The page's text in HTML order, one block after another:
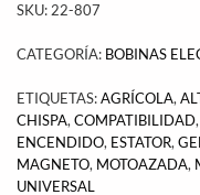
SKU: 22-807
CATEGORÍA: BOBINAS
ETIQUETAS:AGRÍCOLA,
CHISPA, COMPATIBILIDAD,
ENCENDIDO, ESTATOR,
MAGNETO, MOTOAZADA,
UNIVERSAL